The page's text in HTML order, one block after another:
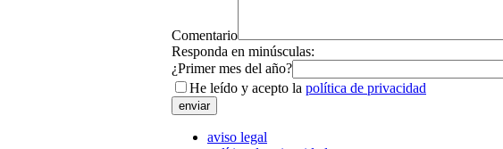
Comentario
Responda en minúsculas:
¿Primer mes del año?
He leído y acepto la política de privacidad
aviso legal